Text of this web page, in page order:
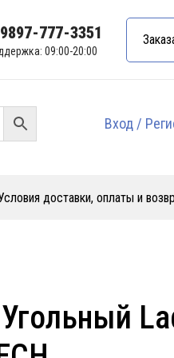
777-3351
09:00-20:00
Вход /
доставки, оплаты и